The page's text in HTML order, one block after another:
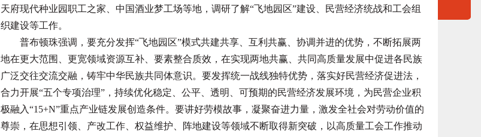
天府现代种业园职工之家、中国酒业梦工场等地，调研了解“飞地园区”建设、民营经济统战和工会组
织建设等工作。
普布顿珠强调，要充分发挥“飞地园区”模式共建共享、互利共赢、协调并进的优势，不断拓展两
地在更大范围、更宽领域资源互补、要素整合质效，在实现两地共赢、共同高质量发展中促进各民族
广泛交往交流交融，铸牢中华民族共同体意识。要发挥统一战线独特优势，落实好民营经济促进法，
合力开展“五个专项治理”，持续优化稳定、公平、透明、可预期的民营经济发展环境，为民营企业积
极融入“15+N”重点产业链发展创造条件。要讲好劳模故事，凝聚奋进力量，激发全社会对劳动价值的
尊崇，在思想引领、产改工作、权益维护、阵地建设等领域不断取得新突破，以高质量工会工作推动